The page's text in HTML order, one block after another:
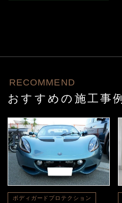
RECOMMEND
おすすめの施工事例
ボディガードプロテクション